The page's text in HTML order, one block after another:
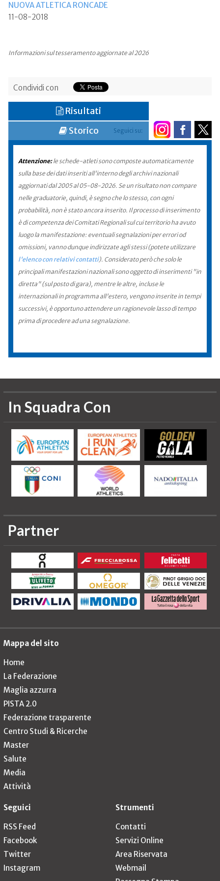
NUOVA ATLETICA RONCADE
11-08-2018
Informazioni sul tesseramento aggiornate al 2026
Condividi con
Seguici su:
Risultati
Storico
Attenzione:le schede-atleti sono composte automaticamente
sulla base dei dati inseriti all'interno degli archivi nazionali
aggiornati dal 2005 al 05-08-2026. Se un risultato non compare
nelle graduatorie, quindi, è segno che lo stesso, con ogni
probabilità, non è stato ancora inserito. Il processo di inserimento
è di competenza dei Comitati Regionali sul cui territorio ha avuto
luogo la manifestazione: eventuali segnalazioni per errori od
omissioni, vanno dunque indirizzate agli stessi (potete utilizzare
l'elenco con relativi contatti). Considerato però che solo le
principali manifestazioni nazionali sono oggetto di inserimenti "in
diretta" (sul posto di gara), mentre le altre, incluse le
internazionali in programma all'estero, vengono inserite in tempi
successivi, è opportuno attendere un ragionevole lasso di tempo
prima di procedere ad una segnalazione.
In Squadra Con
Partner
Mappa del sito
Home
La Federazione
Maglia azzurra
PISTA 2.0
Federazione trasparente
Centro Studi & Ricerche
Master
Salute
Media
Attività
Seguici
RSS Feed
Facebook
Twitter
Instagram
Strumenti
Contatti
Servizi Online
Area Riservata
Webmail